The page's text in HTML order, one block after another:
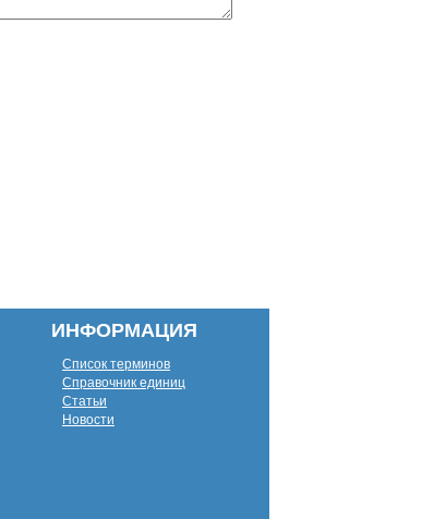
ИНФОРМАЦИЯ
Список терминов
Справочник единиц
Статьи
Новости